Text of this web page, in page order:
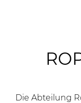
Die Abteilung